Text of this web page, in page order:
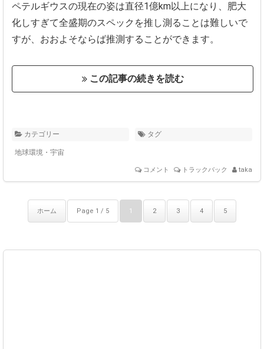
ペテルギウスの現在の姿は直径1億km以上になり、 肥大
化しすぎて全盛期のスペックを推し測ることは難しいで
すが、 おおよそならば推測することができます。
この記事の続きを読む
カテゴリー
地球環境・宇宙
タグ
コメント トラックバック taka
ホーム Page 1 / 5 1 2 3 4 5